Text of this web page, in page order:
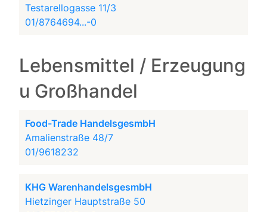
Testarellogasse 11/3
01/8764694...-0
Lebensmittel / Erzeugung
u Großhandel
Food-Trade HandelsgesmbH
Amalienstraße 48/7
01/9618232
KHG WarenhandelsgesmbH
Hietzinger Hauptstraße 50